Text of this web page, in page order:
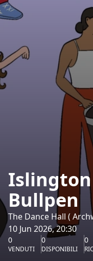
Islington
Bullpen
The Dance Hall (
10 Jun 2026, 20:30
0
VENDUTI
0
DISPONIBILI
0